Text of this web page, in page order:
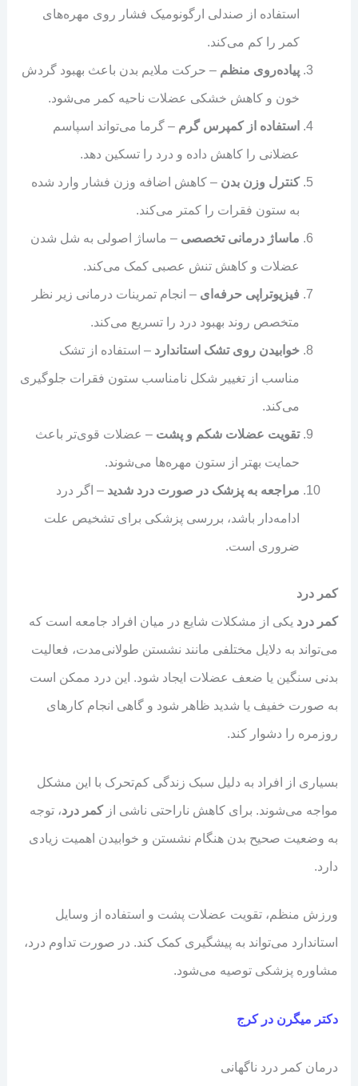
استفاده از صندلی ارگونومیک فشار روی مهره‌های
کمر را کم می‌کند.
پیاده‌روی منظم – حرکت ملایم بدن باعث بهبود گردش
خون و کاهش خشکی عضلات ناحیه کمر می‌شود.
استفاده از کمپرس گرم – گرما می‌تواند اسپاسم
عضلانی را کاهش داده و درد را تسکین دهد.
کنترل وزن بدن – کاهش اضافه وزن فشار وارد شده
به ستون فقرات را کمتر می‌کند.
ماساژ درمانی تخصصی – ماساژ اصولی به شل شدن
عضلات و کاهش تنش عصبی کمک می‌کند.
فیزیوتراپی حرفه‌ای – انجام تمرینات درمانی زیر نظر
متخصص روند بهبود درد را تسریع می‌کند.
خوابیدن روی تشک استاندارد – استفاده از تشک
مناسب از تغییر شکل نامناسب ستون فقرات جلوگیری
می‌کند.
تقویت عضلات شکم و پشت – عضلات قوی‌تر باعث
حمایت بهتر از ستون مهره‌ها می‌شوند.
مراجعه به پزشک در صورت درد شدید – اگر درد
ادامه‌دار باشد، بررسی پزشکی برای تشخیص علت
ضروری است.
کمر درد
کمر درد یکی از مشکلات شایع در میان افراد جامعه است که
می‌تواند به دلایل مختلفی مانند نشستن طولانی‌مدت، فعالیت
بدنی سنگین یا ضعف عضلات ایجاد شود. این درد ممکن است
به صورت خفیف یا شدید ظاهر شود و گاهی انجام کارهای
روزمره را دشوار کند.
بسیاری از افراد به دلیل سبک زندگی کم‌تحرک با این مشکل
مواجه می‌شوند. برای کاهش ناراحتی ناشی ازکمر درد، توجه
به وضعیت صحیح بدن هنگام نشستن و خوابیدن اهمیت زیادی
دارد.
ورزش منظم، تقویت عضلات پشت و استفاده از وسایل
استاندارد می‌تواند به پیشگیری کمک کند. در صورت تداوم درد،
مشاوره پزشکی توصیه می‌شود.
دکتر میگرن در کرج
درمان کمر درد ناگهانی